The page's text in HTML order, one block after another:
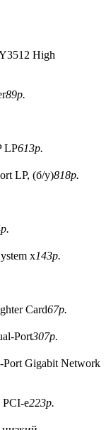
High
89р.
LP613р.
LP, (б/у)818р.
р.
x143р.
Card67р.
Port307р.
Port Gigabit Network
e223р.